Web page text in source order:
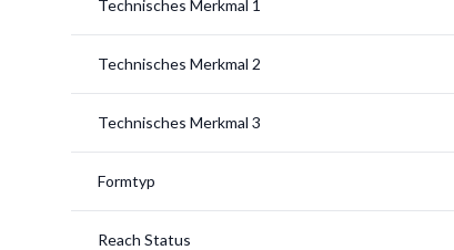
Technisches Merkmal 1
Technisches Merkmal 2
Technisches Merkmal 3
Formtyp
Reach Status